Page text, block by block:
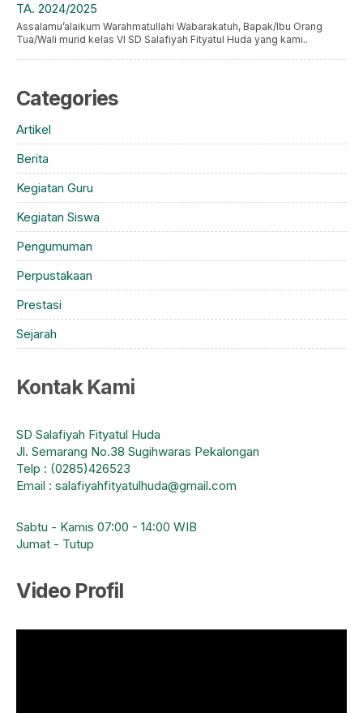
TA. 2024/2025
Assalamu’alaikum Warahmatullahi Wabarakatuh, Bapak/Ibu Orang
Tua/Wali murid kelas VI SD Salafiyah Fityatul Huda yang kami..
Categories
Artikel
Berita
Kegiatan Guru
Kegiatan Siswa
Pengumuman
Perpustakaan
Prestasi
Sejarah
Kontak Kami
SD Salafiyah Fityatul Huda
Jl. Semarang No.38 Sugihwaras Pekalongan
Telp : (0285)426523
Email : salafiyahfityatulhuda@gmail.com
Sabtu - Kamis 07:00 - 14:00 WIB
Jumat - Tutup
Video Profil